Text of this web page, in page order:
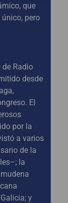
que
pero
de Radio
desde
El
por la
a varios
de la
la
y